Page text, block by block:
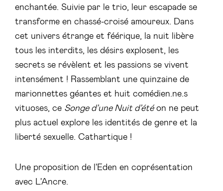
enchantée. Suivie par le trio, leur escapade se
transforme en chassé-croisé amoureux. Dans
cet univers étrange et féérique, la nuit libère
tous les interdits, les désirs explosent, les
secrets se révèlent et les passions se vivent
intensément ! Rassemblant une quinzaine de
marionnettes géantes et huit comédien.ne.s
vituoses, ce Songe d’une Nuit d’étéon ne peut
plus actuel explore les identités de genre et la
liberté sexuelle. Cathartique !
Une proposition de l'Eden en coprésentation
avec L'Ancre.